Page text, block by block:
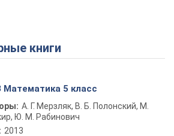
книги
Математика 5 класс
А. Г. Мерзляк, В. Б. Полонский, М.
Ю. М. Рабинович
2013